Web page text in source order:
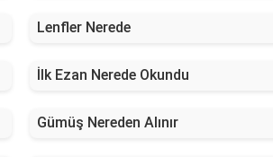
Lenfler Nerede
İlk Ezan Nerede Okundu
Gümüş Nereden Alınır